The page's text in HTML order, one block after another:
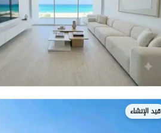
قيد الإنشاء